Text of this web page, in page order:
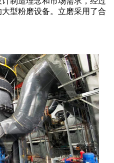
型粉磨设备。立磨采用了合